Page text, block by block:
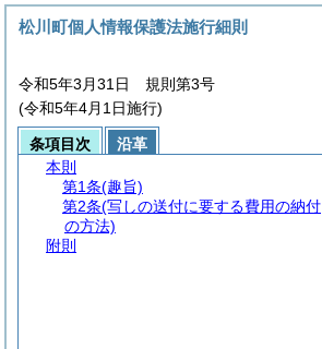
松川町個人情報保護法施行細則
令和5年3月31日 規則第3号
(令和5年4月1日施行)
条項目次
沿革
本則
第1条(趣旨)
第2条(写しの送付に要する費用の納付
の方法)
附則